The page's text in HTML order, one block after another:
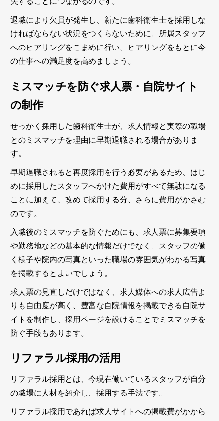
退職により欠員が発生し、新たに歯科衛生士を採用しな
ければならない状況をつくらないために、所属スタッフ
へのヒアリングをこまめに行い、ヒアリングをもとに今
の仕事への満足度を高めましょう。
ミスマッチを防ぐ求人票・自院サイト
の制作
せっかく採用した歯科衛生士が、求人情報と実際の職場
とのミスマッチを理由に早期退職される場合がありま
す。
早期退職されると再度採用を行う必要があるため、はじ
めに採用したスタッフへかけた費用がすべて無駄になる
ことに加えて、改めて採用する分、さらに費用がかさむ
のです。
入職後のミスマッチを防ぐためにも、求人票に募集要項
や勤務地などの基本的な情報だけでなく、スタッフの働
く様子や院内の写真といった職場の雰囲気がわかる写真
を掲載するとよいでしょう。
求人票の見直しだけではなく、求人媒体への求人広告よ
りも自由度が高く、豊富な自院情報を掲載できる自院サ
イトを制作し、採用ページを設けることでミスマッチを
防ぐ手段もあります。
リファラル採用の活用
リファラル採用とは、今現在働いているスタッフが自分
の職場に人材を紹介し、採用する手法です。
リファラル採用であれば求人サイトへの掲載費がかから